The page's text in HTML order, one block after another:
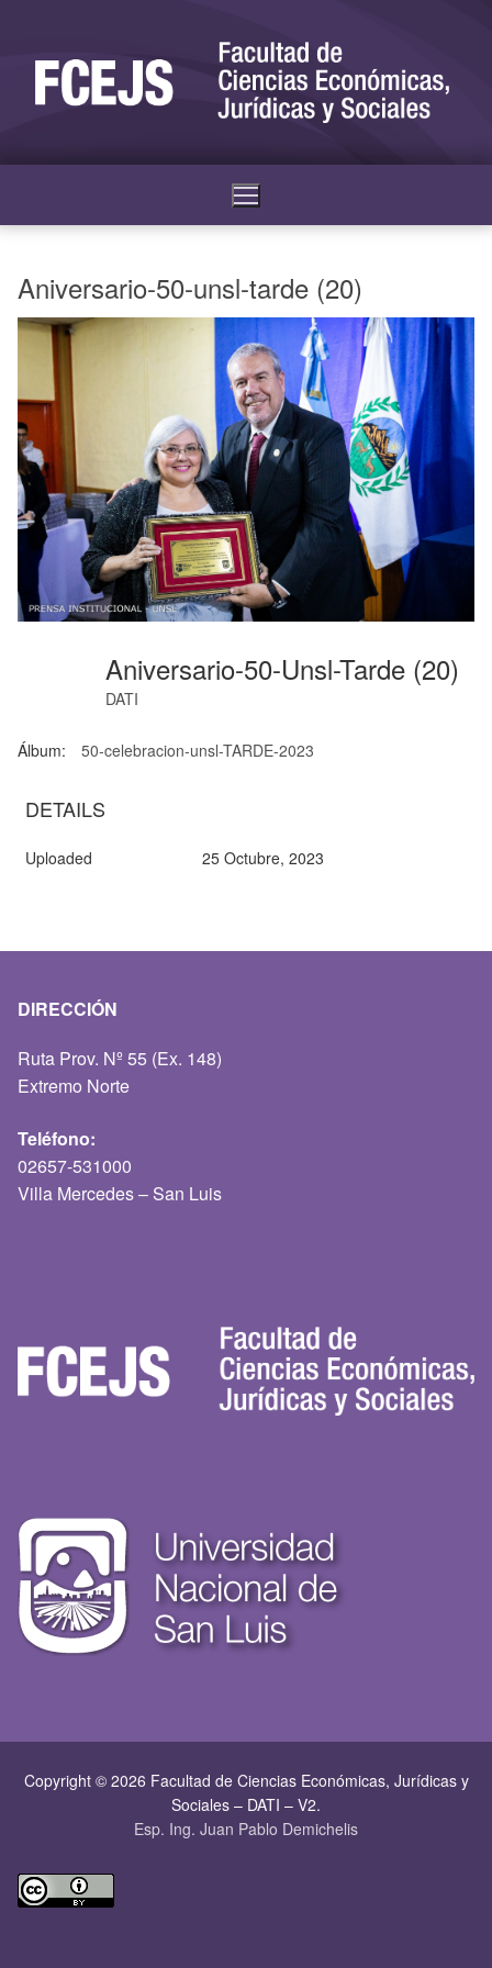
Aniversario-50-unsl-tarde (20)
Aniversario-50-Unsl-Tarde (20)
DATI
Álbum: 50-celebracion-unsl-TARDE-2023
DETAILS
Uploaded 25 Octubre, 2023
DIRECCIÓN
Ruta Prov. Nº 55 (Ex. 148)
Extremo Norte
Teléfono:
02657-531000
Villa Mercedes – San Luis
Copyright © 2026 Facultad de Ciencias Económicas, Jurí­dicas y
Sociales – DATI – V2.
Esp. Ing. Juan Pablo Demichelis